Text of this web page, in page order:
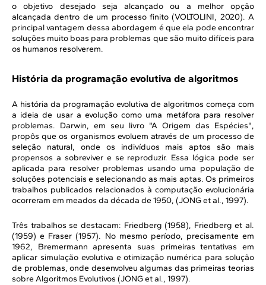
o objetivo desejado seja alcançado ou a melhor opção
alcançada dentro de um processo finito (VOLTOLINI, 2020). A
principal vantagem dessa abordagem é que ela pode encontrar
soluções muito boas para problemas que são muito difíceis para
os humanos resolverem.
História da programação evolutiva de algoritmos
A história da programação evolutiva de algoritmos começa com
a ideia de usar a evolução como uma metáfora para resolver
problemas. Darwin, em seu livro "A Origem das Espécies",
propôs que os organismos evoluem através de um processo de
seleção natural, onde os indivíduos mais aptos são mais
propensos a sobreviver e se reproduzir. Essa lógica pode ser
aplicada para resolver problemas usando uma população de
soluções potenciais e selecionando as mais aptas. Os primeiros
trabalhos publicados relacionados à computação evolucionária
ocorreram em meados da década de 1950, (JONG et al., 1997).
Três trabalhos se destacam: Friedberg (1958), Friedberg et al.
(1959) e Fraser (1957). No mesmo período, precisamente em
1962, Bremermann apresenta suas primeiras tentativas em
aplicar simulação evolutiva e otimização numérica para solução
de problemas, onde desenvolveu algumas das primeiras teorias
sobre Algoritmos Evolutivos (JONG et al., 1997).